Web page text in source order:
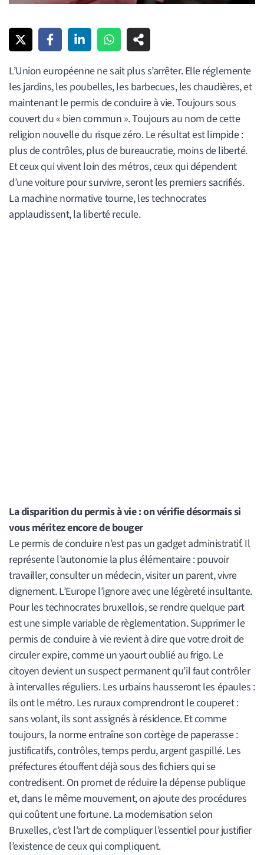
L’Union européenne ne sait plus s’arrêter. Elle réglemente
les jardins, les poubelles, les barbecues, les chaudières, et
maintenant le permis de conduire à vie. Toujours sous
couvert du « bien commun ». Toujours au nom de cette
religion nouvelle du risque zéro. Le résultat est limpide :
plus de contrôles, plus de bureaucratie, moins de liberté.
Et ceux qui vivent loin des métros, ceux qui dépendent
d’une voiture pour survivre, seront les premiers sacrifiés.
La machine normative tourne, les technocrates
applaudissent, la liberté recule.
La disparition du permis à vie : on vérifie désormais si
vous méritez encore de bouger
Le permis de conduire n’est pas un gadget administratif. Il
représente l’autonomie la plus élémentaire : pouvoir
travailler, consulter un médecin, visiter un parent, vivre
dignement. L’Europe l’ignore avec une légèreté insultante.
Pour les technocrates bruxellois, se rendre quelque part
est une simple variable de règlementation. Supprimer le
permis de conduire à vie revient à dire que votre droit de
circuler expire, comme un yaourt oublié au frigo. Le
citoyen devient un suspect permanent qu’il faut contrôler
à intervalles réguliers. Les urbains hausseront les épaules :
ils ont le métro. Les ruraux comprendront le couperet :
sans volant, ils sont assignés à résidence. Et comme
toujours, la norme entraîne son cortège de paperasse :
justificatifs, contrôles, temps perdu, argent gaspillé. Les
préfectures étouffent déjà sous des fichiers qui se
contredisent. On promet de réduire la dépense publique
et, dans le même mouvement, on ajoute des procédures
qui coûtent une fortune. La modernisation selon
Bruxelles, c’est l’art de compliquer l’essentiel pour justifier
l’existence de ceux qui compliquent.